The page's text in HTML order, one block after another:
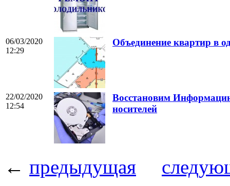
06/03/2020
12:29
Объединение квартир в
22/02/2020
12:54
Восстановим
носителей
← предыдущая